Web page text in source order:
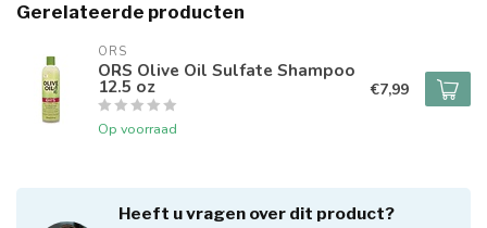
Gerelateerde producten
ORS
ORS Olive Oil Sulfate Shampoo
12.5 oz
Op voorraad
€7,99
Heeft u vragen over dit product?